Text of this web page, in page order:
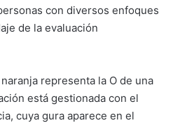
con diversos enfoques
de la evaluación
representa la O de una
está gestionada con el
cuya gura aparece en el